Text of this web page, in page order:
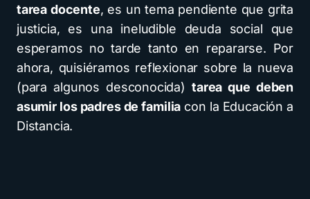
tarea docente, es un tema pendiente que grita
justicia, es una ineludible deuda social que
esperamos no tarde tanto en repararse. Por
ahora, quisiéramos reflexionar sobre la nueva
(para algunos desconocida)tarea que deben
asumir los padres de familia con la Educación a
Distancia.